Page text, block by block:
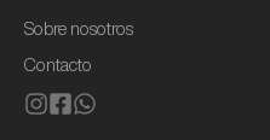
Sobre nosotros
Contacto